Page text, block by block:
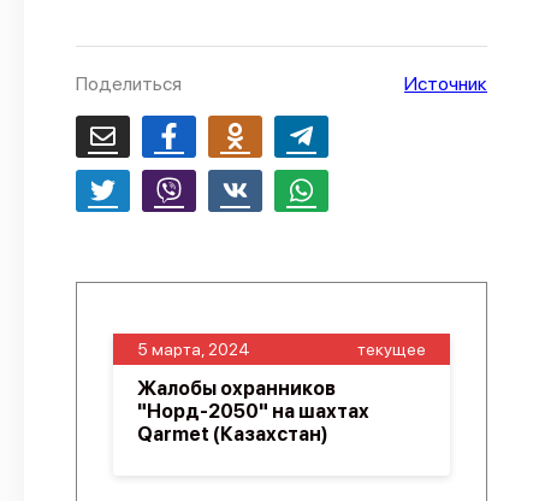
Поделиться Источник
5 марта, 2024 текущее
Жалобы охранников
"Норд-2050" на шахтах
Qarmet (Казахстан)